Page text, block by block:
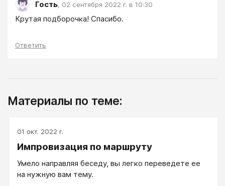
Гость, 02 сентября 2022 г. в 10:30
Крутая подборочка! Спасибо.
Ответить
Материалы по теме:
01 окт. 2022 г.
Импровизация по маршруту
Умело направляя беседу, вы легко переведете ее
на нужную вам тему.